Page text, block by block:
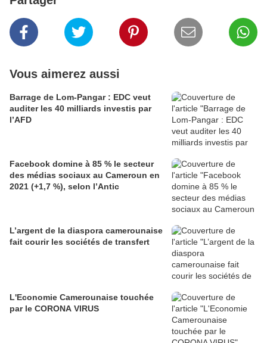
Vous aimerez aussi
Barrage de Lom-Pangar : EDC veut
auditer les 40 milliards investis par
l’AFD
Facebook domine à 85 % le secteur
des médias sociaux au Cameroun en
2021 (+1,7 %), selon l’Antic
L’argent de la diaspora camerounaise
fait courir les sociétés de transfert
L'Economie Camerounaise touchée
par le CORONA VIRUS